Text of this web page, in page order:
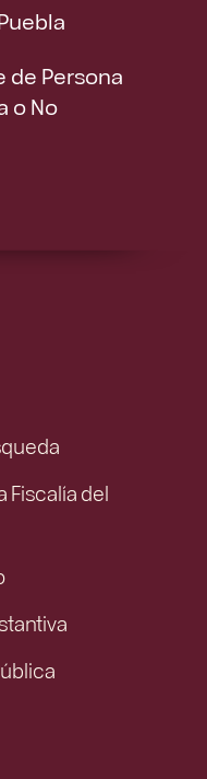
de Persona
o No
Fiscalía del